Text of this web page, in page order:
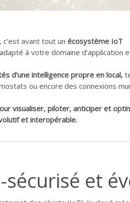
avant tout un écosystème IoT
adapté à votre domaine d’application
d’une intelligence propre en local,
ou encore des connexions
visualiser, piloter, anticiper et
et interopérable.
et